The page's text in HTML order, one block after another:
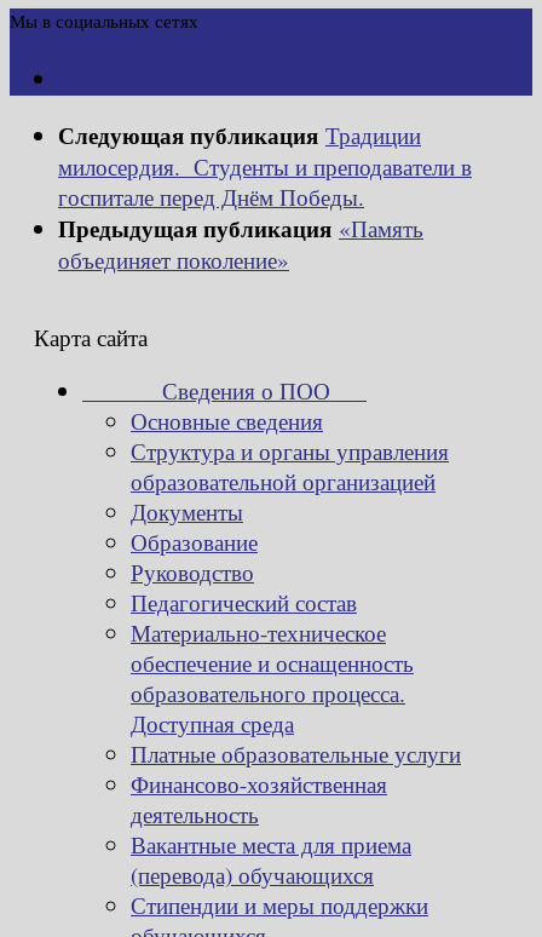
Мы в социальных сетях
Следующая публикация Традиции
милосердия. Студенты и преподаватели в
госпитале перед Днём Победы.
Предыдущая публикация «Память
объединяет поколение»
Карта сайта
Сведения о ПОО
Основные сведения
Структура и органы управления
образовательной организацией
Документы
Образование
Руководство
Педагогический состав
Материально-техническое
обеспечение и оснащенность
образовательного процесса.
Доступная среда
Платные образовательные услуги
Финансово-хозяйственная
деятельность
Вакантные места для приема
(перевода) обучающихся
Стипендии и меры поддержки